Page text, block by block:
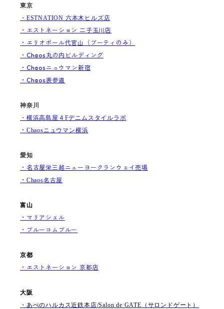
東京
・ ESTNATION 六本木ヒルズ店
・エストネーション 二子玉川店
・エリオポール代官山（ブーティのみ）
・Chaos 丸の内ビルディング
・Chaosニュウマン新宿
・Chaos表参道
神奈川
・横浜高島屋４ Fデニムスタイルラボ
・ Chaosニュウマン横浜
愛知
・名古屋栄三越ニューヨークランウェイ売場
・ Chaos名古屋
富山
・マリアシェル
・ブルーコムブルー
京都
・エストネーション 京都店
大阪
・あべのハルカス近鉄本店/Salon de GATE （サロンドゲート）